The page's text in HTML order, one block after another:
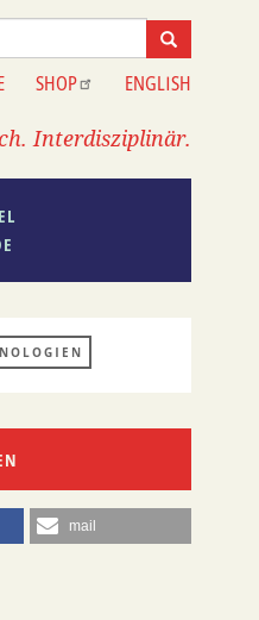
SHOP ENGLISH
Interdisziplinär.
mail